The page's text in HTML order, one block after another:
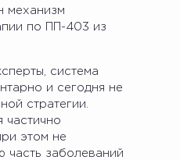
механизм
по ПП-403 из
система
и сегодня не
стратегии.
частично
этом не
часть заболеваний